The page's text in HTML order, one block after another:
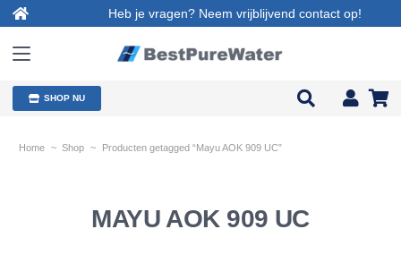
Heb je vragen? Neem vrijblijvend contact op!
SHOP NU
Home ~ Shop ~ Producten getagged “Mayu AOK 909 UC”
MAYU AOK 909 UC